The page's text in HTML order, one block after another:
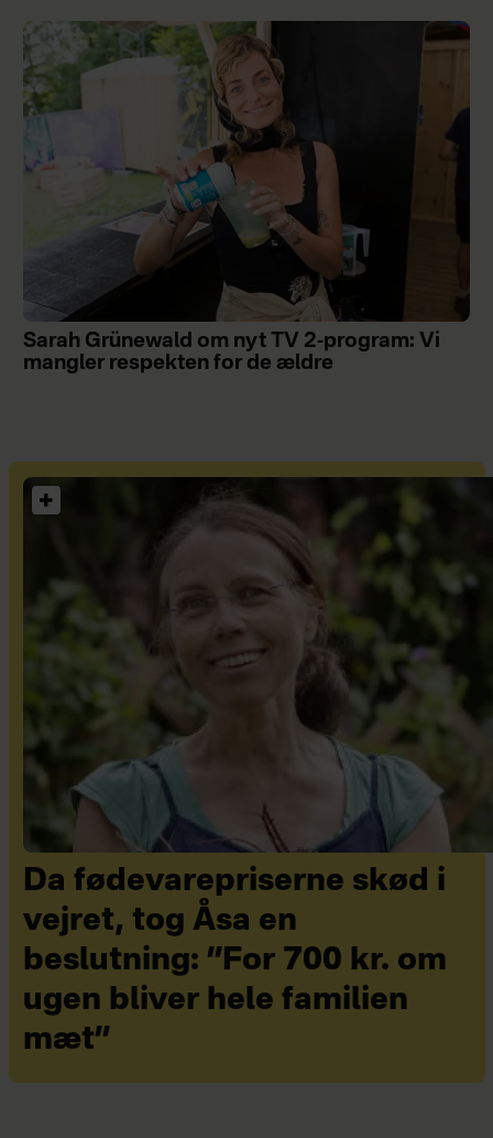
Sarah Grünewald om nyt TV 2-program: Vi
mangler respekten for de ældre
Da fødevarepriserne skød i
vejret, tog Åsa en
beslutning: ”For 700 kr. om
ugen bliver hele familien
mæt”